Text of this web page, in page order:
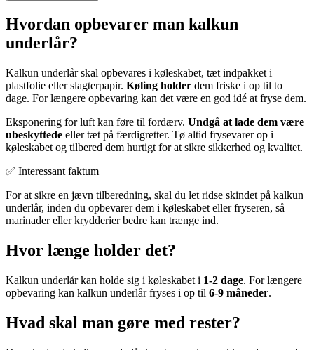
Hvordan opbevarer man kalkun
underlår?
Kalkun underlår skal opbevares i køleskabet, tæt indpakket i
plastfolie eller slagterpapir. Køling holder dem friske i op til to
dage. For længere opbevaring kan det være en god idé at fryse dem.
Eksponering for luft kan føre til fordærv. Undgå at lade dem være
ubeskyttede eller tæt på færdigretter. Tø altid frysevarer op i
køleskabet og tilbered dem hurtigt for at sikre sikkerhed og kvalitet.
✅ Interessant faktum
For at sikre en jævn tilberedning, skal du let ridse skindet på kalkun
underlår, inden du opbevarer dem i køleskabet eller fryseren, så
marinader eller krydderier bedre kan trænge ind.
Hvor længe holder det?
Kalkun underlår kan holde sig i køleskabet i 1-2 dage. For længere
opbevaring kan kalkun underlår fryses i op til 6-9 måneder.
Hvad skal man gøre med rester?